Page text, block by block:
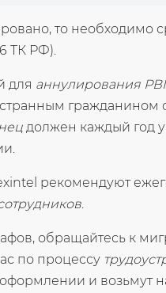
то необходимо
ТК РФ).
для аннулирования
гражданином
должен каждый год
рекомендуют
обращайтесь к
по процессу
и возьмут